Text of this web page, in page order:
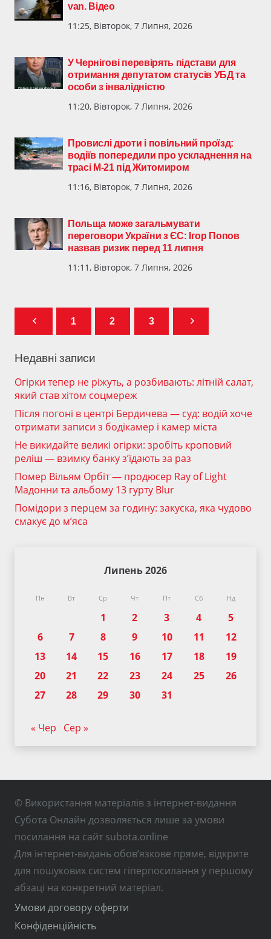
van. Відео
11:25, Вівторок, 7 Липня, 2026
У Чернігові перевірять підстави для
отримання депутатом статусів УБД та
особи з інвалідністю
11:20, Вівторок, 7 Липня, 2026
Провислі дроти і повільний проїзд:
водіїв попередили про ускладнення на
трасі М-21 під Житомиром
11:16, Вівторок, 7 Липня, 2026
Польща може загальмувати
переговори України з ЄС: Ігор Попов
назвав ризик перед 11 липня
11:11, Вівторок, 7 Липня, 2026
1 2 3
Недавні записи
Огірки тепер не ріжуть, а розбивають: літній салат,
який став хітом соцмереж
Після погоні в центрі Бердичева — суд: водій хоче
отримати записи з бодікамер і камер міста
Не викидайте великі огірки: зробіть кроповий
реліш — взимку банку з’їдають за раз
Помер Вільям Орбіт — продюсер Ray of Light
Мадонни та альбому 13 гурту Blur
Помідори з перцем за годину: закуска, яка чудово
смакує до м’яса
Липень 2026
Пн Вт Ср Чт Пт Сб Нд
1 2 3 4
5
6
7 8 9 10 11
12
13
14 15 16 17 18
19
20
21 22 23 24 25
26
27
28 29 30 31
« Чер Сер »
© Використання матеріалів з інтернет-видання
Субота Онлайн дозволяється лише за умови
посилання на сайт subota.online
Для інтернет-видань обов’язкове пряме, відкрите
для пошукових систем гіперпосилання у першому
абзаці на конкретний матеріал.
Умови договору оферти
Конфіденційність